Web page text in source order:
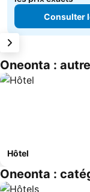
Consulter
Oneonta :
Hôtel
Oneonta :